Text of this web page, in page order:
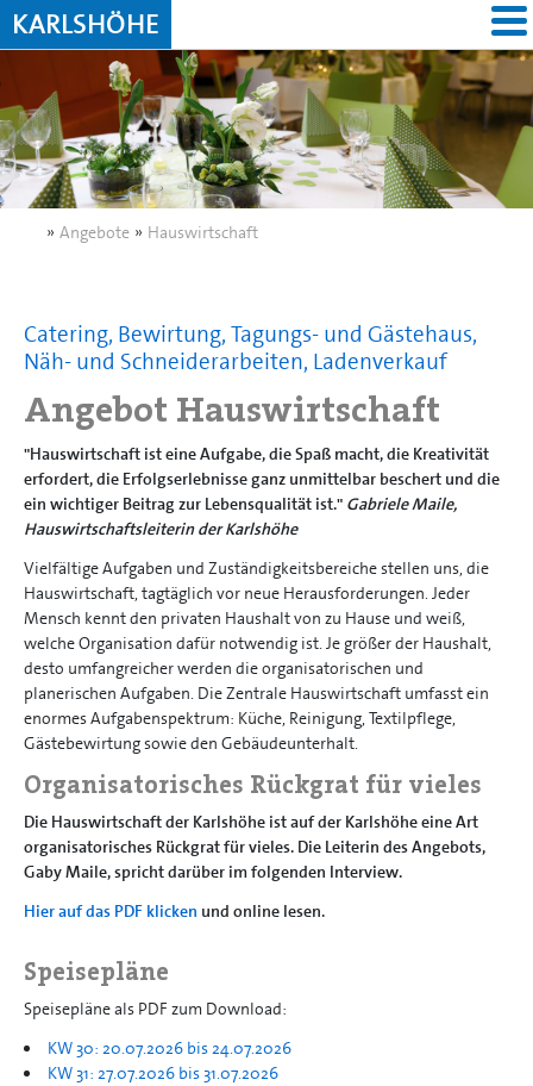
KARLSHÖHE
» Angebote » Hauswirtschaft
Catering, Bewirtung, Tagungs- und Gästehaus,
Näh- und Schneiderarbeiten, Ladenverkauf
Angebot Hauswirtschaft
"Hauswirtschaft ist eine Aufgabe, die Spaß macht, die Kreativität
erfordert, die Erfolgserlebnisse ganz unmittelbar beschert und die
ein wichtiger Beitrag zur Lebensqualität ist." Gabriele Maile,
Hauswirtschaftsleiterin der Karlshöhe
Vielfältige Aufgaben und Zuständigkeitsbereiche stellen uns, die
Hauswirtschaft, tagtäglich vor neue Herausforderungen. Jeder
Mensch kennt den privaten Haushalt von zu Hause und weiß,
welche Organisation dafür notwendig ist. Je größer der Haushalt,
desto umfangreicher werden die organisatorischen und
planerischen Aufgaben. Die Zentrale Hauswirtschaft umfasst ein
enormes Aufgabenspektrum: Küche, Reinigung, Textilpflege,
Gästebewirtung sowie den Gebäudeunterhalt.
Organisatorisches Rückgrat für vieles
Die Hauswirtschaft der Karlshöhe ist auf der Karlshöhe eine Art
organisatorisches Rückgrat für vieles. Die Leiterin des Angebots,
Gaby Maile, spricht darüber im folgenden Interview.
Hier auf das PDF klicken und online lesen.
Speisepläne
Speisepläne als PDF zum Download:
KW 30: 20.07.2026 bis 24.07.2026
KW 31: 27.07.2026 bis 31.07.2026